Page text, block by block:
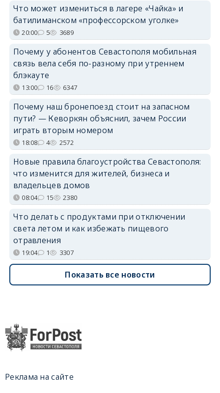
Что может измениться в лагере «Чайка» и
батилиманском «профессорском уголке»
20:00 5 3689
Почему у абонентов Севастополя мобильная
связь вела себя по-разному при утреннем
блэкауте
13:00 16 6347
Почему наш бронепоезд стоит на запасном
пути? — Кеворкян объяснил, зачем России
играть вторым номером
18:08 4 2572
Новые правила благоустройства Севастополя:
что изменится для жителей, бизнеса и
владельцев домов
08:04 15 2380
Что делать с продуктами при отключении
света летом и как избежать пищевого
отравления
19:04 1 3307
Показать все новости
Реклама на сайте